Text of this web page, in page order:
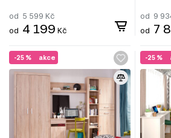
od 5 599 Kč
od 4 199 Kč
od 9
od 7
akce
-25 % -25 %